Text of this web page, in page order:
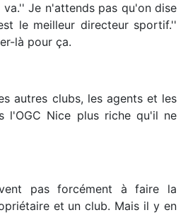
Je n'attends pas qu'on dise
le meilleur directeur sportif.''
là pour ça.
autres clubs, les agents et les
l'OGC Nice plus riche qu'il ne
pas forcément à faire la
et un club. Mais il y en